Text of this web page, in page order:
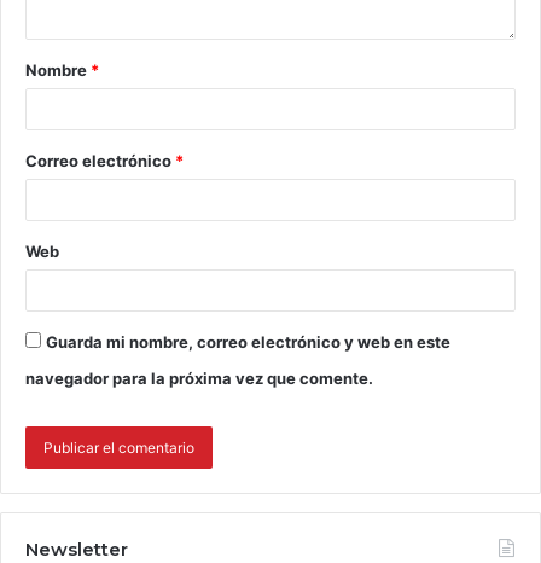
Nombre *
Correo electrónico *
Web
Guarda mi nombre, correo electrónico y web en este
navegador para la próxima vez que comente.
Newsletter